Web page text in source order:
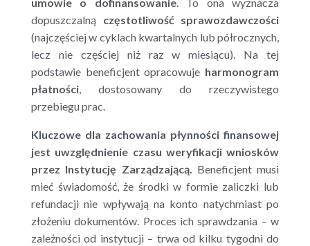
dopuszczalną częstotliwość sprawozdawczości
(najczęściej w cyklach kwartalnych lub półrocznych,
lecz nie częściej niż raz w miesiącu). Na tej
podstawie beneficjent opracowuje harmonogram
płatności, dostosowany do rzeczywistego
przebiegu prac.
Kluczowe dla zachowania płynności finansowej
jest uwzględnienie czasu weryfikacji wniosków
przez Instytucję Zarządzającą. Beneficjent musi
mieć świadomość, że środki w formie zaliczki lub
refundacji nie wpływają na konto natychmiast po
złożeniu dokumentów. Proces ich sprawdzania – w
zależności od instytucji – trwa od kilku tygodni do